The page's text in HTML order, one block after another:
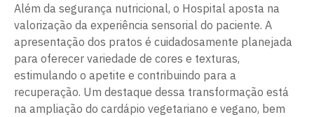
Além da segurança nutricional, o Hospital aposta na
valorização da experiência sensorial do paciente. A
apresentação dos pratos é cuidadosamente planejada
para oferecer variedade de cores e texturas,
estimulando o apetite e contribuindo para a
recuperação. Um destaque dessa transformação está
na ampliação do cardápio vegetariano e vegano, bem